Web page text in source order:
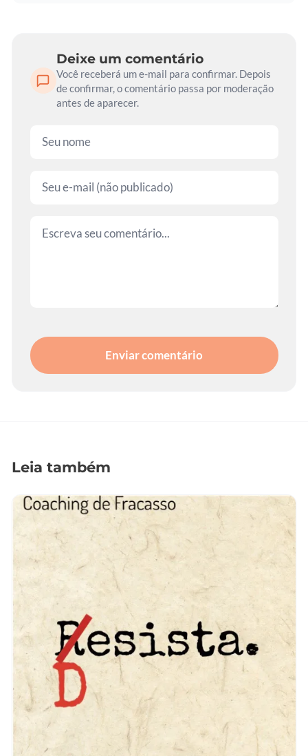
Deixe um comentário
Você receberá um e-mail para confirmar. Depois
de confirmar, o comentário passa por moderação
antes de aparecer.
Enviar comentário
Leia também